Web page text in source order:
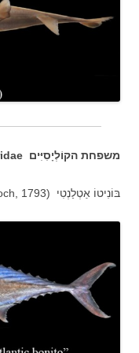
משפחת הקוֹלְיָסִיִּים Scombridae
בּוֹנִיטוֹ אַטְלַנְטִי (1793